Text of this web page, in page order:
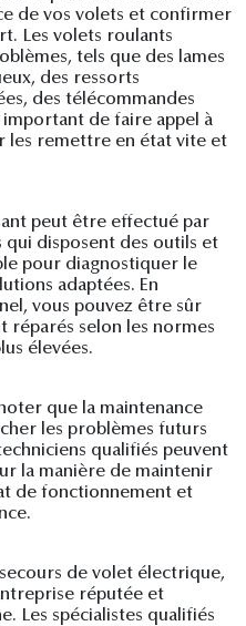
de vos volets et confirmer
Les volets roulants
tels que des lames
des ressorts
des télécommandes
de faire appel à
les remettre en état vite et
peut être effectué par
qui disposent des outils et
pour diagnostiquer le
adaptées. En
vous pouvez être sûr
réparés selon les normes
élevées.
que la maintenance
les problèmes futurs
qualifiés peuvent
la manière de maintenir
de fonctionnement et
de volet électrique,
réputée et
Les spécialistes qualifiés